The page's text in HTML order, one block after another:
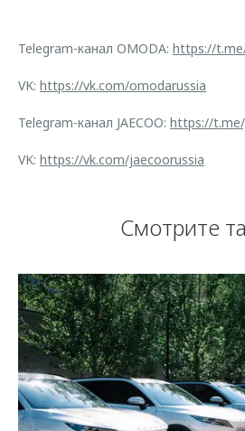
Telegram-канал OMODA: https://
VK: https://vk.com/omodarussia
Telegram-канал JAECOO: https://
VK: https://vk.com/jaecoorussia
Смотрите